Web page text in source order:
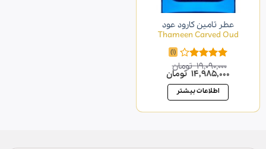
عطر تامین کارود عود
Thameen Carved Oud
امتیاز
4.00از 5
(1)
19,090,000 تومان
قیمت
اصلی
19,090,000 تومان
بود.
14,985,000 تومان
فعلی
اطلاعات بیشتر